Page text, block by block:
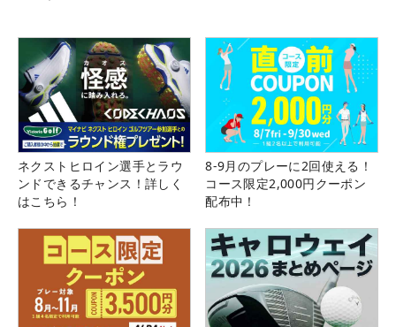
ネクストヒロイン選手とラウ
ンドできるチャンス！詳しく
はこちら！
8-9月のプレーに2回使える！
コース限定2,000円クーポン
配布中！